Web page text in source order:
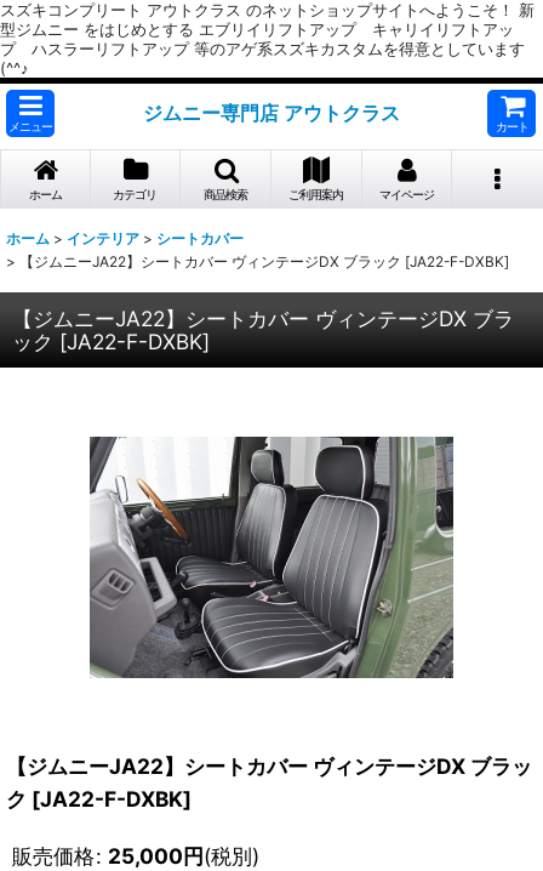
スズキコンプリート アウトクラス のネットショップサイトへようこそ！ 新
型ジムニー をはじめとする エブリイリフトアップ キャリイリフトアッ
プ ハスラーリフトアップ 等のアゲ系スズキカスタムを得意としています
(^^♪
メニュー
ジムニー専門店 アウトクラス
カート
ホーム カテゴリ 商品検索 ご利用案内 マイページ
ホーム > インテリア > シートカバー
>
【ジムニーJA22】シートカバー ヴィンテージDX ブラック [JA22-F-DXBK]
【ジムニーJA22】シートカバー ヴィンテージDX ブラ
ック [JA22-F-DXBK]
【ジムニーJA22】シートカバー ヴィンテージDX ブラッ
ク [JA22-F-DXBK]
販売価格: 25,000円(税別)